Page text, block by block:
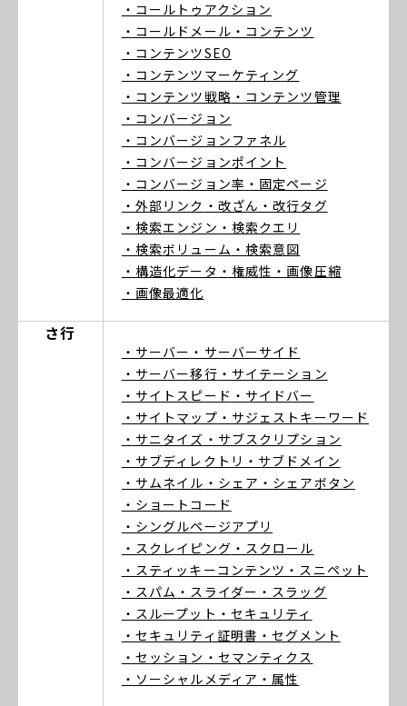
・コールトゥアクション
・コールドメール ・コンテンツ
・コンテンツSEO
・コンテンツマーケティング
・コンテンツ戦略 ・コンテンツ管理
・コンバージョン
・コンバージョンファネル
・コンバージョンポイント
・コンバージョン率 ・固定ページ
・外部リンク ・改ざん ・改行タグ
・検索エンジン ・検索クエリ
・検索ボリューム ・検索意図
・構造化データ ・権威性 ・画像圧縮
・画像最適化
さ行
・サーバー ・サーバーサイド
・サーバー移行 ・サイテーション
・サイトスピード ・サイドバー
・サイトマップ ・サジェストキーワード
・サニタイズ ・サブスクリプション
・サブディレクトリ ・サブドメイン
・サムネイル ・シェア ・シェアボタン
・ショートコード
・シングルページアプリ
・スクレイピング ・スクロール
・スティッキーコンテンツ ・スニペット
・スパム ・スライダー ・スラッグ
・スループット ・セキュリティ
・セキュリティ証明書 ・セグメント
・セッション ・セマンティクス
・ソーシャルメディア ・属性